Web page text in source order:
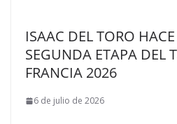
ISAAC DEL TORO
SEGUNDA ETAPA DEL
FRANCIA 2026
6 de julio de 2026